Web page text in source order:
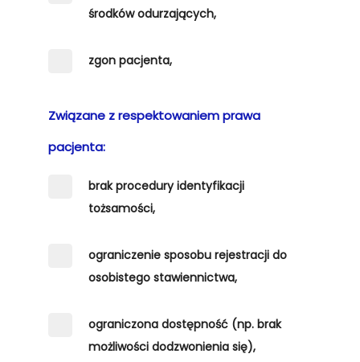
środków odurzających,
zgon pacjenta,
Związane z respektowaniem prawa
pacjenta:
brak procedury identyfikacji
tożsamości,
ograniczenie sposobu rejestracji do
osobistego stawiennictwa,
ograniczona dostępność (np. brak
możliwości dodzwonienia się),